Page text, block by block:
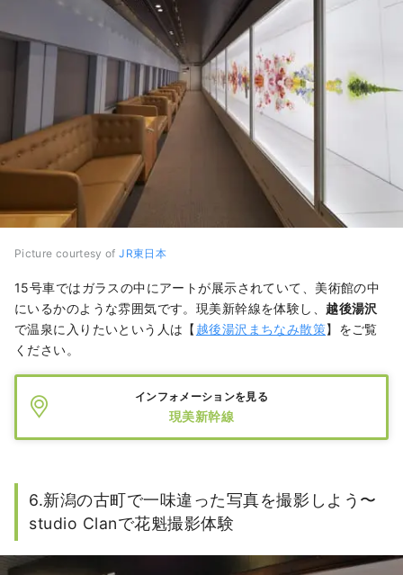
Picture courtesy ofJR東日本
15号車ではガラスの中にアートが展示されていて、美術館の中
にいるかのような雰囲気です。現美新幹線を体験し、 越後湯沢
で温泉に入りたいという人は【 越後湯沢まちなみ散策】をご覧
ください。
インフォメーションを見る
現美新幹線
6.新潟の古町で一味違った写真を撮影しよう〜
studio Clanで花魁撮影体験